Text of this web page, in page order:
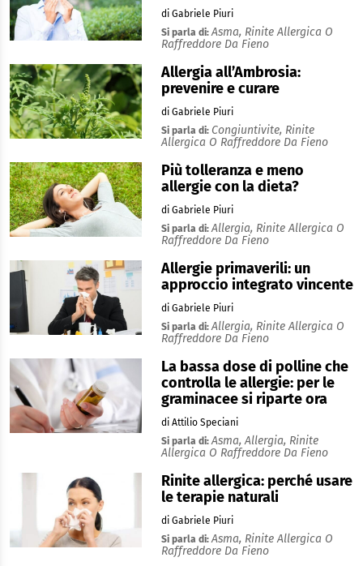
di Gabriele Piuri
Si parla di:Asma, Rinite Allergica O
Raffreddore Da Fieno
Allergia all’Ambrosia:
prevenire e curare
di Gabriele Piuri
Si parla di: Congiuntivite, Rinite
Allergica O Raffreddore Da Fieno
Più tolleranza e meno
allergie con la dieta?
di Gabriele Piuri
Si parla di:Allergia, Rinite Allergica O
Raffreddore Da Fieno
Allergie primaverili: un
approccio integrato vincente
di Gabriele Piuri
Si parla di:Allergia, Rinite Allergica O
Raffreddore Da Fieno
La bassa dose di polline che
controlla le allergie: per le
graminacee si riparte ora
di Attilio Speciani
Si parla di:Asma,Allergia, Rinite
Allergica O Raffreddore Da Fieno
Rinite allergica: perché usare
le terapie naturali
di Gabriele Piuri
Si parla di:Asma, Rinite Allergica O
Raffreddore Da Fieno